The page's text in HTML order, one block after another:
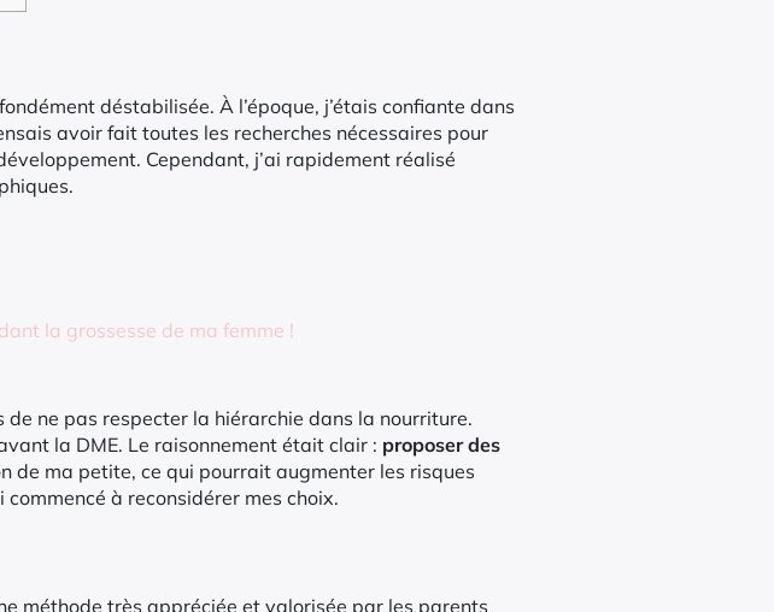
déstabilisée. À l’époque, j’étais confiante dans
avoir fait toutes les recherches nécessaires pour
Cependant, j’ai rapidement réalisé
la grossesse de ma femme !
ne pas respecter la hiérarchie dans la nourriture.
la DME. Le raisonnement était clair : proposer des
ma petite, ce qui pourrait augmenter les risques
à reconsidérer mes choix.
méthode très appréciée et valorisée par les parents